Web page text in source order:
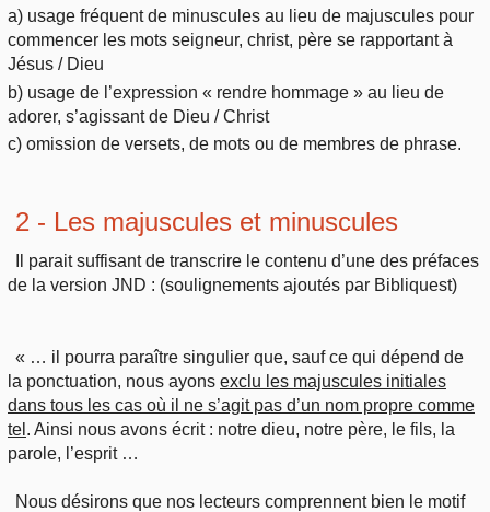
a) usage fréquent de minuscules au lieu de majuscules pour
commencer les mots seigneur, christ, père se rapportant à
Jésus / Dieu
b) usage de l’expression « rendre hommage » au lieu de
adorer, s’agissant de Dieu / Christ
c) omission de versets, de mots ou de membres de phrase.
2 - Les majuscules et minuscules
Il parait suffisant de transcrire le contenu d’une des préfaces
de la version JND : (soulignements ajoutés par Bibliquest)
« … il pourra paraître singulier que, sauf ce qui dépend de
la ponctuation, nous ayons exclu les majuscules initiales
dans tous les cas où il ne s’agit pas d’un nom propre comme
tel . Ainsi nous avons écrit : notre dieu, notre père, le fils, la
parole, l’esprit …
Nous désirons que nos lecteurs comprennent bien le motif